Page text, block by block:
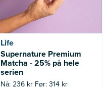
Life
Supernature Premium
Matcha - 25% på hele
serien
Nå: 236 kr Før: 314 kr